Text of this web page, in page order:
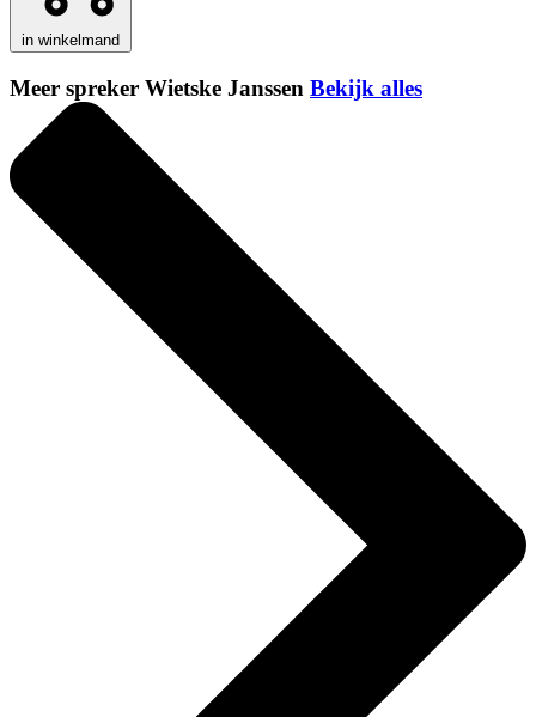
in winkelmand
Meer spreker Wietske Janssen Bekijk alles